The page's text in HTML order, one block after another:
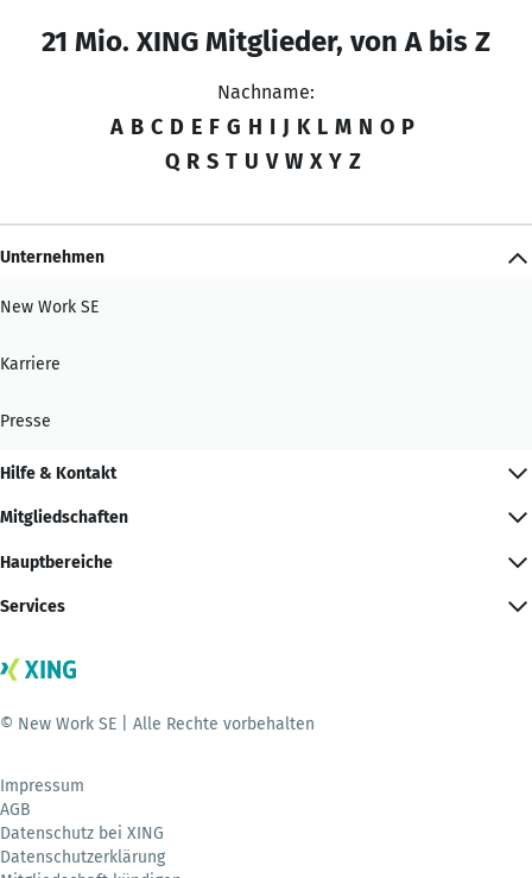
21 Mio. XING Mitglieder, von A bis Z
Nachname:
A B C D E F G H I J K L M N O P
Q R S T U V W X Y Z
Unternehmen
New Work SE
Karriere
Presse
Hilfe & Kontakt
Mitgliedschaften
Hauptbereiche
Services
© New Work SE | Alle Rechte vorbehalten
Impressum
AGB
Datenschutz bei XING
Datenschutzerklärung